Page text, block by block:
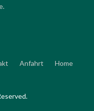
.
Anfahrt Home